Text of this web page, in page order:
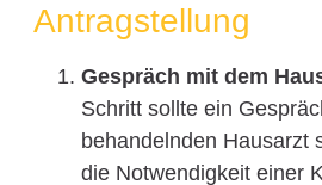
Antragstellung
Gespräch mit dem
Schritt sollte ein
behandelnden Hausarzt
die Notwendigkeit einer